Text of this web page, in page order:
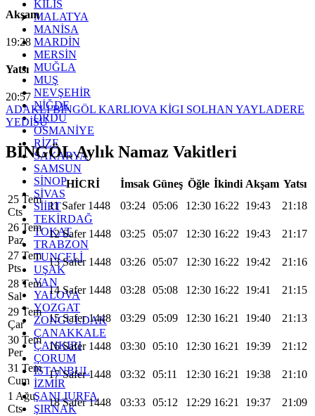
KİLİS
MALATYA
MANİSA
MARDİN
MERSİN
MUĞLA
MUŞ
NEVŞEHİR
NİĞDE
ORDU
OSMANİYE
RİZE
SAKARYA
SAMSUN
SİNOP
SİVAS
SİİRT
TEKİRDAĞ
TOKAT
TRABZON
TUNCELİ
UŞAK
VAN
YALOVA
YOZGAT
ZONGULDAK
ÇANAKKALE
ÇANKIRI
ÇORUM
İSTANBUL
İZMİR
ŞANLIURFA
ŞIRNAK
Akşam
19:28
Yatsı
20:57
ADAKLIBİNGÖL KARLIOVA KİGI SOLHAN YAYLADERE
YEDİSU
BİNGÖL Aylık Namaz Vakitleri
HİCRİ İmsak Güneş Öğle İkindi Akşam Yatsı
25 Tem
Cts
11 Safer 1448 03:24 05:06 12:30 16:22 19:43
21:18
26 Tem
Paz
12 Safer 1448 03:25 05:07 12:30 16:22 19:43
21:17
27 Tem
Pts
13 Safer 1448 03:26 05:07 12:30 16:22 19:42
21:16
28 Tem
Sal
14 Safer 1448 03:28 05:08 12:30 16:22 19:41
21:15
29 Tem
Çar
15 Safer 1448 03:29 05:09 12:30 16:21 19:40
21:13
30 Tem
Per
16 Safer 1448 03:30 05:10 12:30 16:21 19:39
21:12
31 Tem
Cum
17 Safer 1448 03:32 05:11 12:30 16:21 19:38
21:10
1 Ağu
Cts
18 Safer 1448 03:33 05:12 12:29 16:21 19:37
21:09